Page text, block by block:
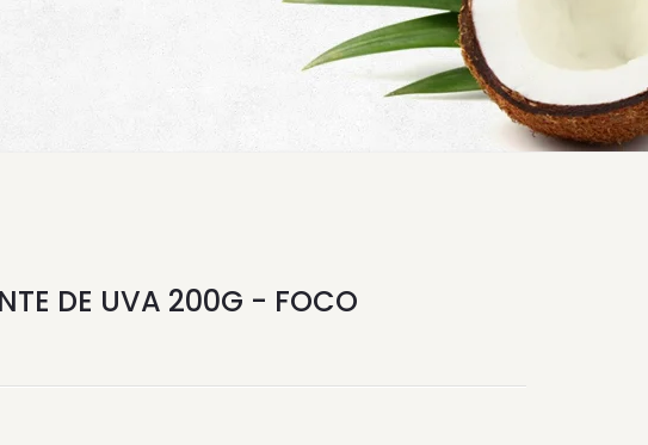
DE UVA 200G - FOCO